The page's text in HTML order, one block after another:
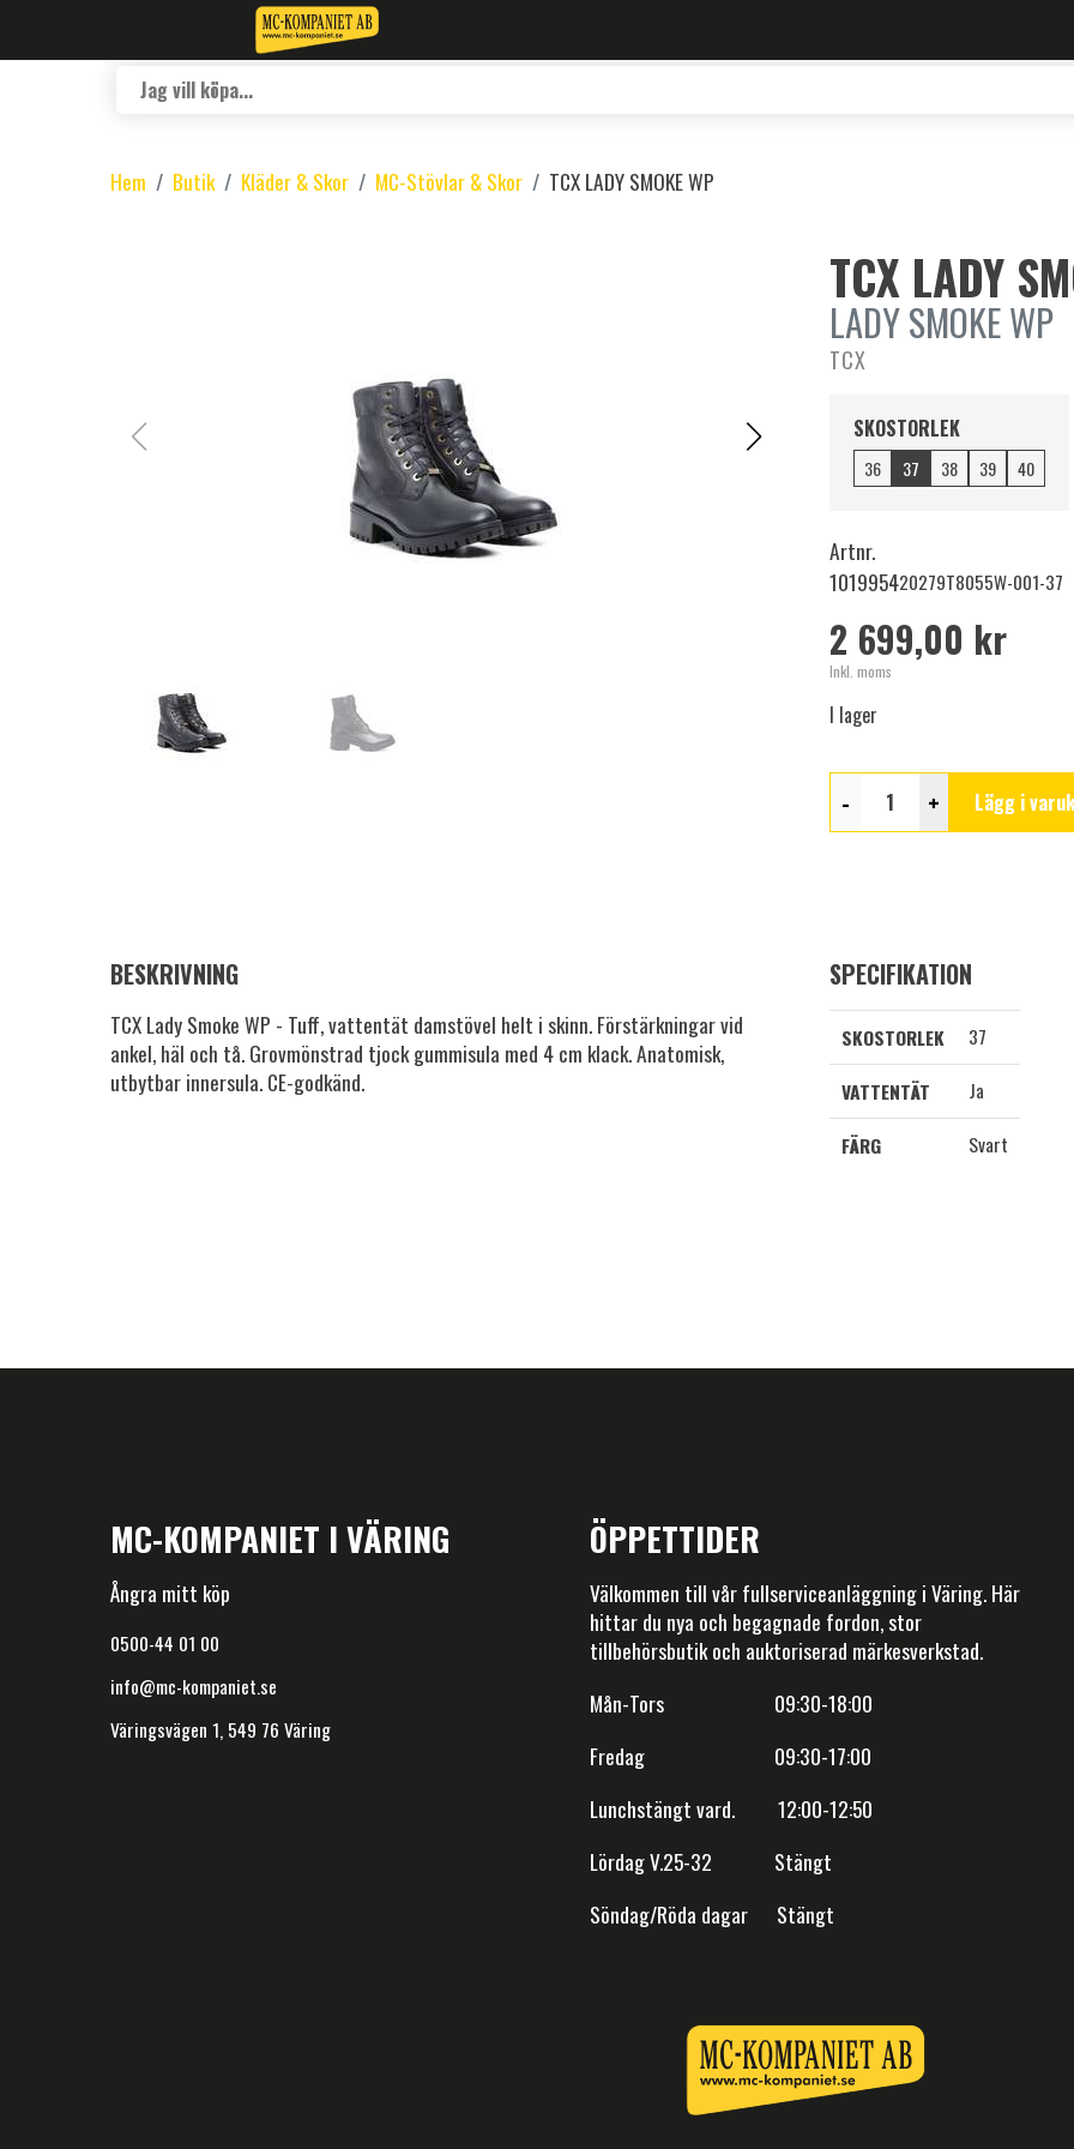
Hem Butik Kläder & Skor MC-Stövlar & Skor TCX LADY SMOKE WP
TCX LADY
LADY SMOKE WP
TCX
SKOSTORLEK
36 37 38 39 40
Artnr.
101995420279T8055W-001-37
2 699,00 kr
Inkl. moms
I lager
- + Lägg i
BESKRIVNING
TCX Lady Smoke WP - Tuff, vattentät damstövel helt i skinn. Förstärkningar vid
ankel, häl och tå. Grovmönstrad tjock gummisula med 4 cm klack. Anatomisk,
utbytbar innersula. CE-godkänd.
SPECIFIKATION
SKOSTORLEK
37
VATTENTÄT
Ja
FÄRG
Svart
MC-KOMPANIET I VÄRING
Ångra mitt köp
0500-44 01 00
info@mc-kompaniet.se
Väringsvägen 1, 549 76 Väring
ÖPPETTIDER
Välkommen till vår fullserviceanläggning i Väring. Här
hittar du nya och begagnade fordon, stor
tillbehörsbutik och auktoriserad märkesverkstad.
Mån-Tors 09:30-18:00
Fredag 09:30-17:00
Lunchstängt vard. 12:00-12:50
Lördag V.25-32 Stängt
Söndag/Röda dagar Stängt